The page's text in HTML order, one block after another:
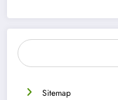
Sitemap